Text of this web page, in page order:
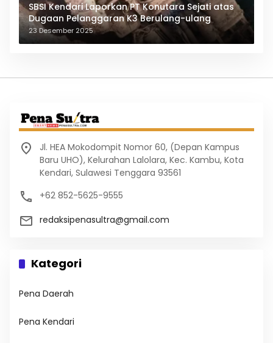
SBSI Kendari Laporkan PT Konutara Sejati atas
Dugaan Pelanggaran K3 Berulang-ulang
23 Desember 2025
Jl. HEA Mokodompit Nomor 60, (Depan Kampus
Baru UHO), Kelurahan Lalolara, Kec. Kambu, Kota
Kendari, Sulawesi Tenggara 93561
+62 852-5625-9555
redaksipenasultra@gmail.com
Kategori
Pena Daerah
Pena Kendari